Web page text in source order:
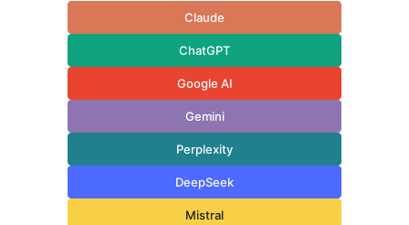
Claude
ChatGPT
Google AI
Gemini
Perplexity
DeepSeek
Mistral